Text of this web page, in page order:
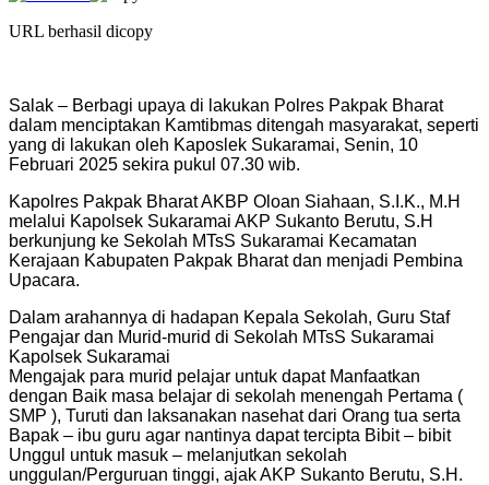
URL berhasil dicopy
Salak – Berbagi upaya di lakukan Polres Pakpak Bharat
dalam menciptakan Kamtibmas ditengah masyarakat, seperti
yang di lakukan oleh Kaposlek Sukaramai, Senin, 10
Februari 2025 sekira pukul 07.30 wib.
Kapolres Pakpak Bharat AKBP Oloan Siahaan, S.I.K., M.H
melalui Kapolsek Sukaramai AKP Sukanto Berutu, S.H
berkunjung ke Sekolah MTsS Sukaramai Kecamatan
Kerajaan Kabupaten Pakpak Bharat dan menjadi Pembina
Upacara.
Dalam arahannya di hadapan Kepala Sekolah, Guru Staf
Pengajar dan Murid-murid di Sekolah MTsS Sukaramai
Kapolsek Sukaramai
Mengajak para murid pelajar untuk dapat Manfaatkan
dengan Baik masa belajar di sekolah menengah Pertama (
SMP ), Turuti dan laksanakan nasehat dari Orang tua serta
Bapak – ibu guru agar nantinya dapat tercipta Bibit – bibit
Unggul untuk masuk – melanjutkan sekolah
unggulan/Perguruan tinggi, ajak AKP Sukanto Berutu, S.H.